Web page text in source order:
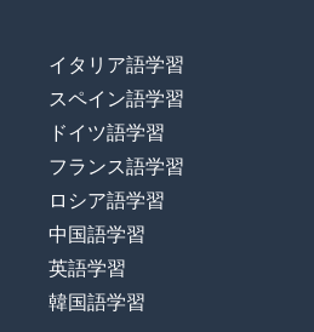
イタリア語学習
スペイン語学習
ドイツ語学習
フランス語学習
ロシア語学習
中国語学習
英語学習
韓国語学習